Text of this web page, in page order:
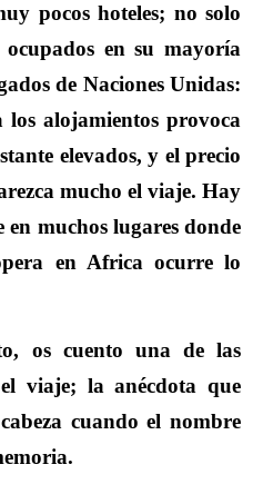
pocos hoteles; no solo
en su mayoría
de Naciones Unidas:
los alojamientos provoca
elevados, y el precio
mucho el viaje. Hay
en muchos lugares donde
en Africa ocurre lo
os cuento una de las
viaje; la anécdota que
cuando el nombre